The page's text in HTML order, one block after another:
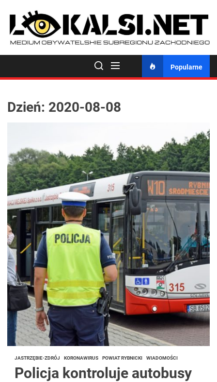
content
Popularne
Dzień: 2020-08-08
JASTRZĘBIE-ZDRÓJ KORONAWIRUS POWIAT RYBNICKI WIADOMOŚCI
Policja kontroluje autobusy